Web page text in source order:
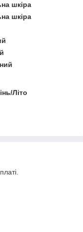
шкіра
шкіра
Літо